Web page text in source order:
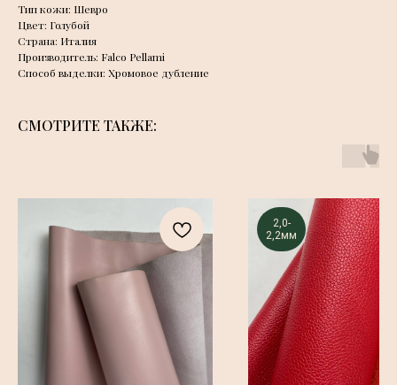
Тип кожи: Шевро
Цвет: Голубой
Страна: Италия
Производитель: Falco Pellami
Способ выделки: Хромовое дубление
СМОТРИТЕ ТАКЖЕ:
2,0-
2,2мм